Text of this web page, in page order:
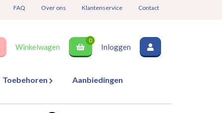
FAQ Over ons Klantenservice Contact
Winkelwagen
0
Inloggen
Toebehoren Aanbiedingen